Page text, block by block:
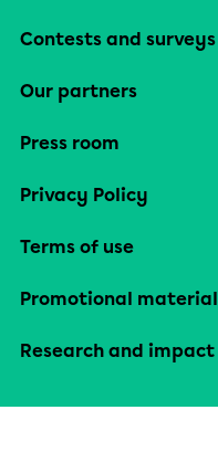
Contests and surveys
Our partners
Press room
Privacy Policy
Terms of use
Promotional material
Research and impact